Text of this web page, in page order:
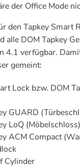
der Office Mode
den Tapkey Smart
alle DOM Tapkey
4.1 verfügbar.
gemeint:
Lock bzw. DOM
GUARD
LoQ (Möbelschloss)
ACM Compact
Cylinder